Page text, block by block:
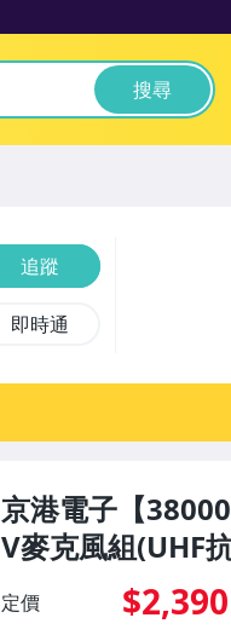
搜尋
京港電子【
V麥克風組(UHF
定價 $2,390
追蹤
即時通